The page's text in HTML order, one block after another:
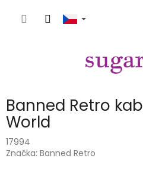
Banned Retro
World
17994
Značka: Banned Retro